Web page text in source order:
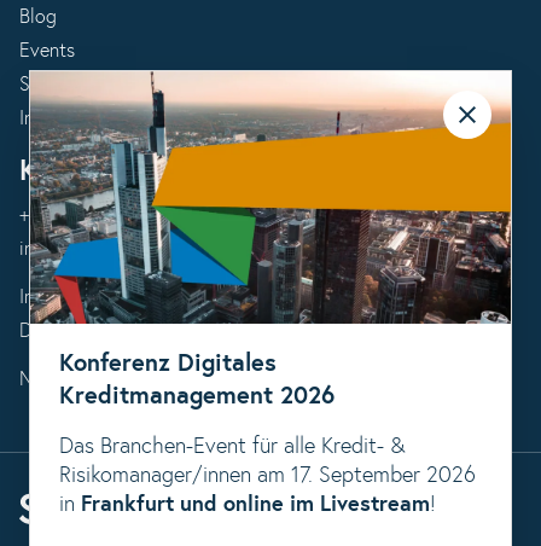
Konferenz Digitales
Kreditmanagement 2026
Das Branchen-Event für alle Kredit- &
Risikomanager/innen am 17. September 2026
in Frankfurt und online im Livestream!
Blog
Events
Success Stories
Infomaterialien
Kontakt
+49 (0) 551383150
info@prof-schumann.de
Impressum
Datenschutzerklärung
Newsletter abonnieren